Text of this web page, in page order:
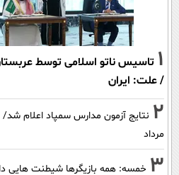
1 تاسیس ناتو اسلامی توسط
/ علت: ایران
2
مرداد
3 خمسه: همه بازیگرها شیطنت هایی